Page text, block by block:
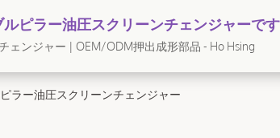
ルピラー油圧スクリーンチェンジャーで
ェンジャー | OEM/ODM押出成形部品 - Ho Hsing
ラー油圧スクリーンチェンジャー